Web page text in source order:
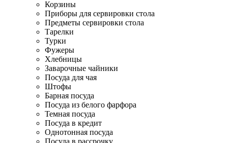
Корзины
Приборы для сервировки стола
Предметы сервировки стола
Тарелки
Турки
Фужеры
Хлебницы
Заварочные чайники
Посуда для чая
Штофы
Барная посуда
Посуда из белого фарфора
Темная посуда
Посуда в кредит
Однотонная посуда
Посуда в рассрочку